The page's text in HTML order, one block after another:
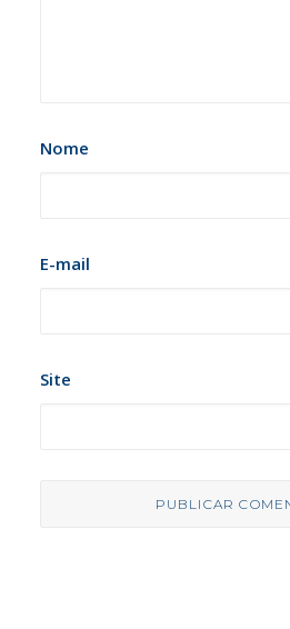
Nome
E-mail
Site